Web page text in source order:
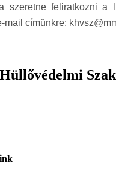
szeretne feliratkozni a
mail címünkre: